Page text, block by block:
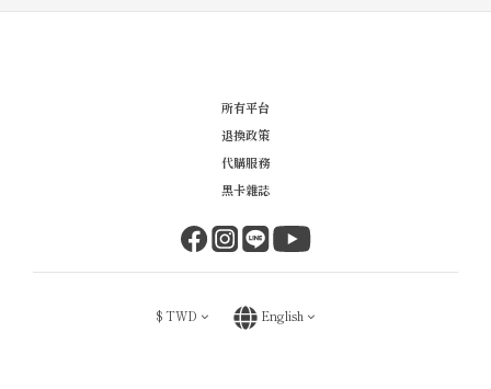
所有平台
退換政策
代購服務
黑卡雜誌
$ TWD English